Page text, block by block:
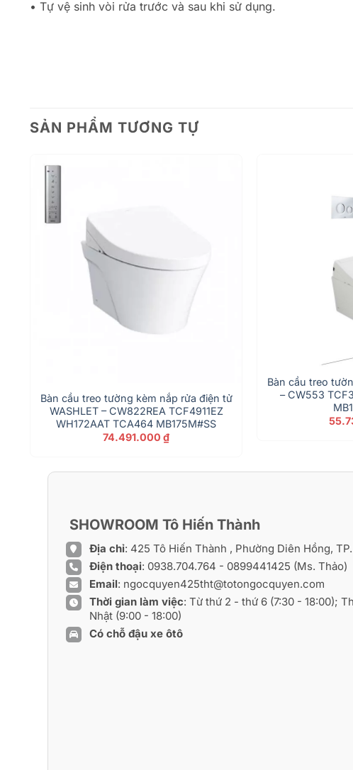
• Tự vệ sinh vòi rửa trước và sau khi sử dụng.
SẢN PHẨM TƯƠNG TỰ
Bàn cầu treo tường kèm nắp rửa điện tử
WASHLET – CW822REA TCF4911EZ
WH172AAT TCA464 MB175M#SS
74.491.000 ₫
Bàn cầu treo
– CW553
SHOWROOM Tô Hiến Thành
Địa chỉ: 425 Tô Hiến Thành , Phường Diên Hồng,
Điện thoại: 0938.704.764 - 0899441425 (Ms. Thảo)
Email: ngocquyen425tht@totongocquyen.com
Thời gian làm việc: Từ thứ 2 - thứ 6 (7:30 - 18:00);
Nhật (9:00 - 18:00)
Có chỗ đậu xe ôtô